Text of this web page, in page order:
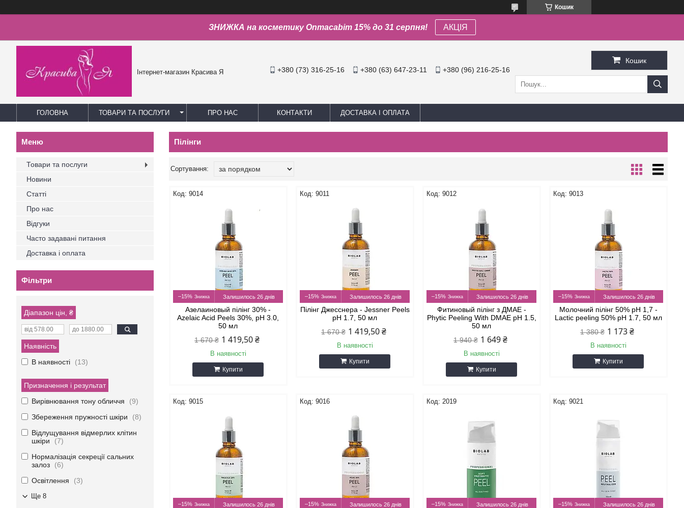
Кошик
ЗНИЖКА на косметику Onmacabim 15% до 31 серпня! АКЦІЯ
Інтернет-магазин Красива Я +380 (73) 316-25-16 +380 (63) 647-23-11 +380 (96) 216-25-16
Кошик
ГОЛОВНА ТОВАРИ ТА ПОСЛУГИ ПРО НАС КОНТАКТИ ДОСТАВКА І ОПЛАТА
Пілінги
9014
–15% Залишилось 26 днів
Азелаиновый пілінг 30% -
Azelaic Acid Peels 30%, pH 3.0,
50 мл
1 670 ₴ 1 419,50 ₴
В наявності
Купити
9011
–15% Залишилось 26 днів
Пілінг Джесснера - Jessner Peels
pH 1.7, 50 мл
1 670 ₴ 1 419,50 ₴
В наявності
Купити
9012
–15% Залишилось 26 днів
Фитиновый пілінг з ДМАЕ -
Phytic Peeling With DMAE рН 1.5,
50 мл
1 940 ₴ 1 649 ₴
В наявності
Купити
9013
–15% Залишилось 26 днів
Молочний пілінг 50% рН 1,7 -
Lactic peeling 50% рН 1.7, 50 мл
1 380 ₴ 1 173 ₴
В наявності
Купити
9015
–15% Залишилось 26 днів
9016
–15% Залишилось 26 днів
2019
–15% Залишилось 26 днів
9021
–15% Залишилось 26 днів
Товари та послуги
Новини
Статті
Про нас
Відгуки
Часто задавані питання
Доставка і оплата
Фільтри
Діапазон цін, ₴
Наявність
В наявності
13
Призначення і результат
Вирівнювання тону обличчя
9
Збереження пружності шкіри
8
Відлущування відмерлих клітин
шкіри
7
Нормалізація секреції сальних
залоз
6
Освітлення
3
Ще 8